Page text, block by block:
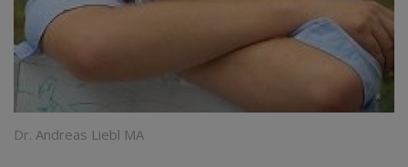
Dr. Andreas Liebl MA